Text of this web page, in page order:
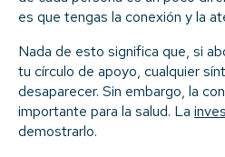
es que tengas la conexión y la
Nada de esto significa que, si
tu círculo de apoyo, cualquier
desaparecer. Sin embargo, la
importante para la salud. La
demostrarlo.